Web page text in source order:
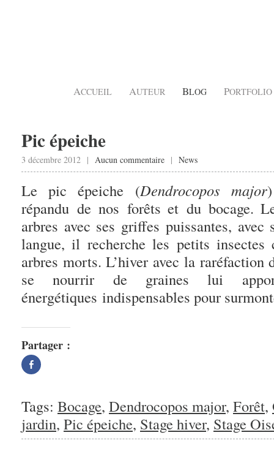
ACCUEIL AUTEUR BLOG PORTFOLIO
Pic épeiche
3 décembre 2012 | Aucun commentaire | News
Le pic épeiche (Dendrocopos major
répandu de nos forêts et du bocage.
arbres avec ses griffes puissantes,
langue, il recherche les petits insectes
arbres morts. L’hiver avec la raréfaction
se nourrir de graines lui
énergétiques indispensables pour
Partager :
Partager
sur
nouvelle
fenêtre)
Tags: Bocage, Dendrocopos major, Forêt,
jardin, Pic épeiche, Stage hiver, Stage